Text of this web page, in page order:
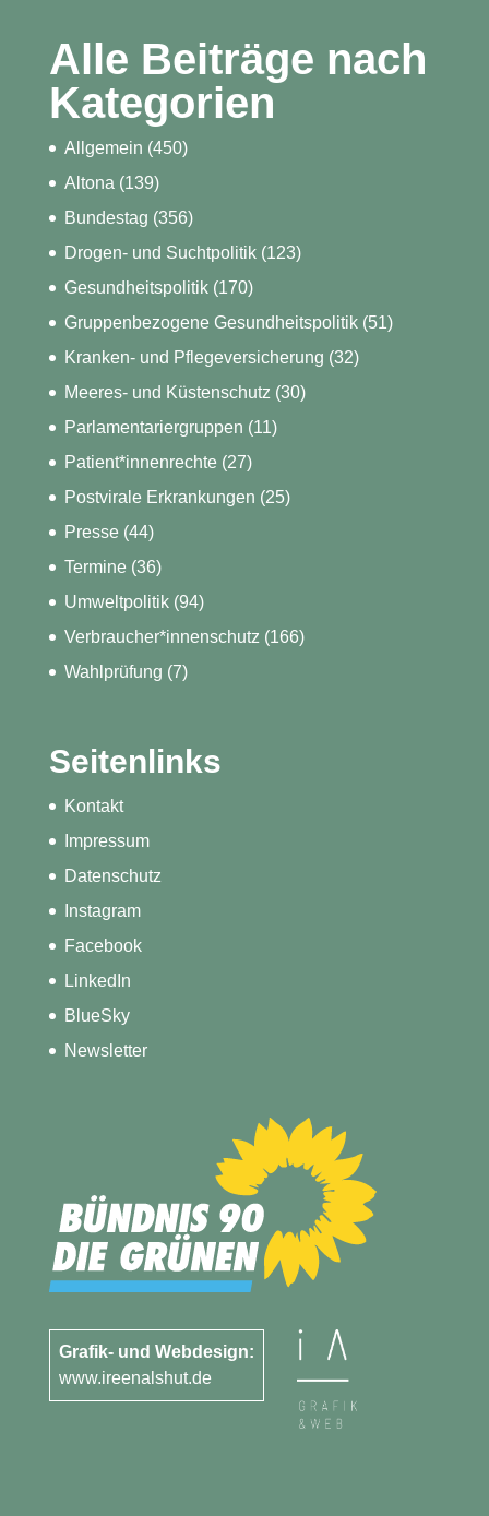
Alle Beiträge nach
Kategorien
Allgemein (450)
Altona (139)
Bundestag (356)
Drogen- und Suchtpolitik(123)
Gesundheitspolitik(170)
Gruppenbezogene Gesundheitspolitik(51)
Kranken- und Pflegeversicherung (32)
Meeres- und Küstenschutz (30)
Parlamentariergruppen (11)
Patient*innenrechte(27)
Postvirale Erkrankungen (25)
Presse(44)
Termine(36)
Umweltpolitik(94)
Verbraucher*innenschutz (166)
Wahlprüfung (7)
Seitenlinks
Kontakt
Impressum
Datenschutz
Instagram
Facebook
LinkedIn
BlueSky
Newsletter
Grafik- und Webdesign:
www.ireenalshut.de